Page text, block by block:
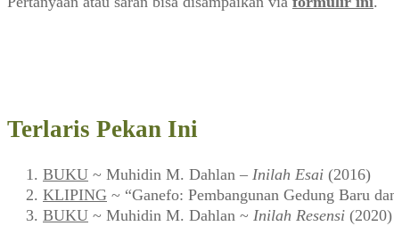
Terlaris Pekan Ini
BUKU ~ Muhidin M. Dahlan – Inilah Esai (2016)
KLIPING ~ “Ganefo: Pembangunan Gedung Baru
BUKU ~ Muhidin M. Dahlan ~ Inilah Resensi (2020)